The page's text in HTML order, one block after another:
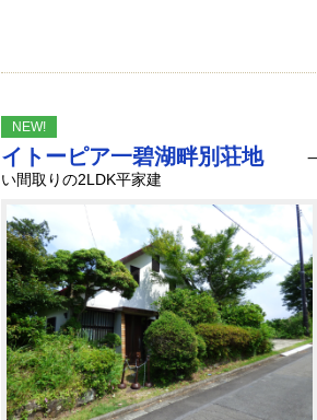
NEW!
イトーピア一碧湖畔別荘地
い間取りの2LDK平家建